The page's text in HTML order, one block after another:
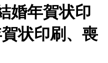
婚年賀状印
状印刷、喪